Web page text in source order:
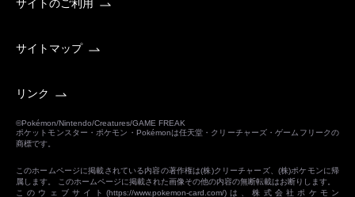
サイトのご利用
サイトマップ
リンク
©Pokémon/Nintendo/Creatures/GAME FREAK
ポケットモンスター・ポケモン・Pokémonは任天堂・クリーチャーズ・ゲームフリークの
商標です。
このホームページに掲載されている内容の著作権は(株)クリーチャーズ、(株)ポケモンに帰
属します。 このホームページに掲載された画像その他の内容の無断転載はお断りします。
このウェブサイト(https://www.pokemon-card.com/)は、株式会社ポケモン